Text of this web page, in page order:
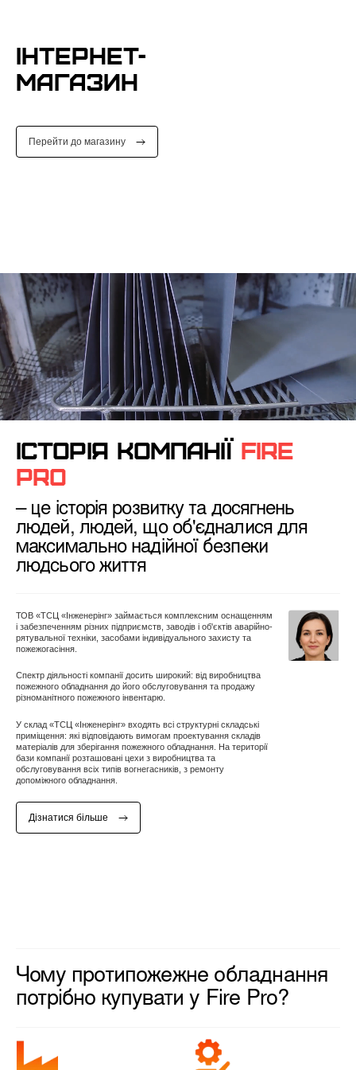
ІНТЕРНЕТ-
МАГАЗИН
Перейти до магазину
ІСТОРІЯ КОМПАНІЇ FIRE
PRO
– це історія розвитку та досягнень
людей, людей, що об'єдналися для
максимально надійної безпеки
людсього життя
Дізнатися більше
ТОВ «ТСЦ «Інженерінг» займається комплексним оснащенням
і забезпеченням різних підприємств, заводів і об'єктів аварійно-
рятувальної техніки, засобами індивідуального захисту та
пожежогасіння.
Спектр діяльності компанії досить широкий: від виробництва
пожежного обладнання до його обслуговування та продажу
різноманітного пожежного інвентарю.
У склад «ТСЦ «Інженерінг» входять всі структурні складські
приміщення: які відповідають вимогам проектування складів
матеріалів для зберігання пожежного обладнання. На території
бази компанії розташовані цехи з виробництва та
обслуговування всіх типів вогнегасників, з ремонту
допоміжного обладнання.
Чому протипожежне обладнання
потрібно купувати у Fire Pro?